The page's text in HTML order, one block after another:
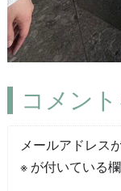
コメン
メールアドレス
※が付いている